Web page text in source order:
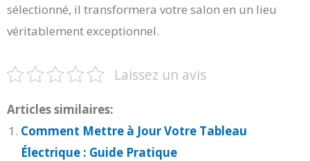
sélectionné, il transformera votre salon en un lieu
véritablement exceptionnel.
Laissez un avis
Articles similaires:
Comment Mettre à Jour Votre Tableau
Électrique : Guide Pratique